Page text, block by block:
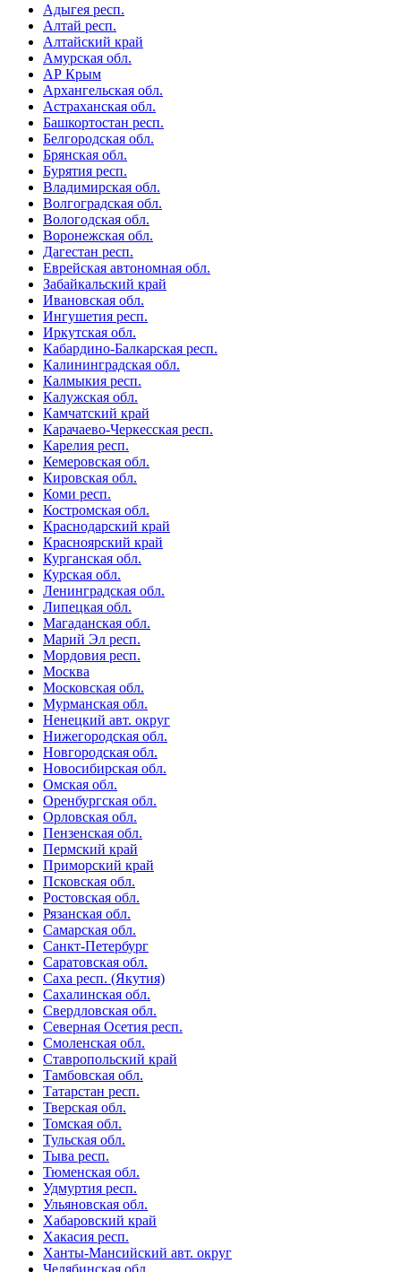
Адыгея респ.
Алтай респ.
Алтайский край
Амурская обл.
АР Крым
Архангельская обл.
Астраханская обл.
Башкортостан респ.
Белгородская обл.
Брянская обл.
Бурятия респ.
Владимирская обл.
Волгоградская обл.
Вологодская обл.
Воронежская обл.
Дагестан респ.
Еврейская автономная обл.
Забайкальский край
Ивановская обл.
Ингушетия респ.
Иркутская обл.
Кабардино-Балкарская респ.
Калининградская обл.
Калмыкия респ.
Калужская обл.
Камчатский край
Карачаево-Черкесская респ.
Карелия респ.
Кемеровская обл.
Кировская обл.
Коми респ.
Костромская обл.
Краснодарский край
Красноярский край
Курганская обл.
Курская обл.
Ленинградская обл.
Липецкая обл.
Магаданская обл.
Марий Эл респ.
Мордовия респ.
Москва
Московская обл.
Мурманская обл.
Ненецкий авт. округ
Нижегородская обл.
Новгородская обл.
Новосибирская обл.
Омская обл.
Оренбургская обл.
Орловская обл.
Пензенская обл.
Пермский край
Приморский край
Псковская обл.
Ростовская обл.
Рязанская обл.
Самарская обл.
Санкт-Петербург
Саратовская обл.
Саха респ. (Якутия)
Сахалинская обл.
Свердловская обл.
Северная Осетия респ.
Смоленская обл.
Ставропольский край
Тамбовская обл.
Татарстан респ.
Тверская обл.
Томская обл.
Тульская обл.
Тыва респ.
Тюменская обл.
Удмуртия респ.
Ульяновская обл.
Хабаровский край
Хакасия респ.
Ханты-Мансийский авт. округ
Челябинская обл.